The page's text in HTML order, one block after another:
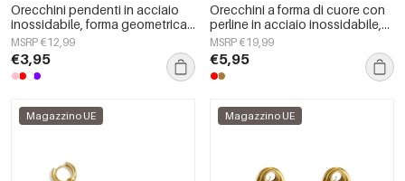
Orecchini pendenti in acciaio
inossidabile, forma geometrica,
semplici, serie &quot;Daily
Simple&quot;, gioielli da donna.
MSRP €12,99
€3,95
Orecchini a forma di cuore con
perline in acciaio inossidabile,
casual, quotidiani, romantici,
della serie da donna.
MSRP €19,99
€5,95
Magazzino UE Magazzino UE